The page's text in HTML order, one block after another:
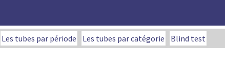
Les tubes par période Les tubes par catégorie Blind test